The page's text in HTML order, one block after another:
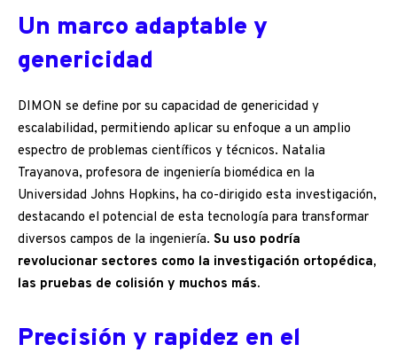
Un marco adaptable y
genericidad
DIMON se define por su capacidad de genericidad y
escalabilidad, permitiendo aplicar su enfoque a un amplio
espectro de problemas científicos y técnicos. Natalia
Trayanova, profesora de ingeniería biomédica en la
Universidad Johns Hopkins, ha co-dirigido esta investigación,
destacando el potencial de esta tecnología para transformar
diversos campos de la ingeniería. Su uso podría
revolucionar sectores como la investigación ortopédica,
las pruebas de colisión y muchos más.
Precisión y rapidez en el